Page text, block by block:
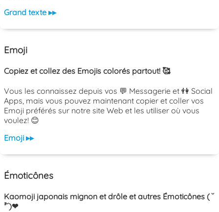
Grand texte ▸▸
Emoji
Copiez et collez des Emojis colorés partout! 🥰
Vous les connaissez depuis vos 💬 Messagerie et 👫 Social
Apps, mais vous pouvez maintenant copier et coller vos
Emoji préférés sur notre site Web et les utiliser où vous
voulez! 😊
Emoji ▸▸
Émoticônes
Kaomoji japonais mignon et drôle et autres Émoticônes ( ˘
³˘)❤